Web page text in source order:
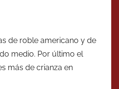
de roble americano y de
medio. Por último el
más de crianza en